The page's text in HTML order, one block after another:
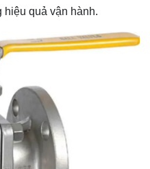
hiệu quả vận hành.